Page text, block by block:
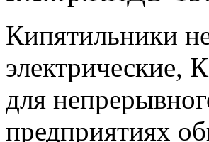
Кипятильники
для
предприятиях